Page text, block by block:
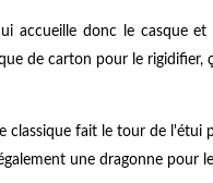
accueille donc le casque
de carton pour le rigidifier,
classique fait le tour de
une dragonne pour